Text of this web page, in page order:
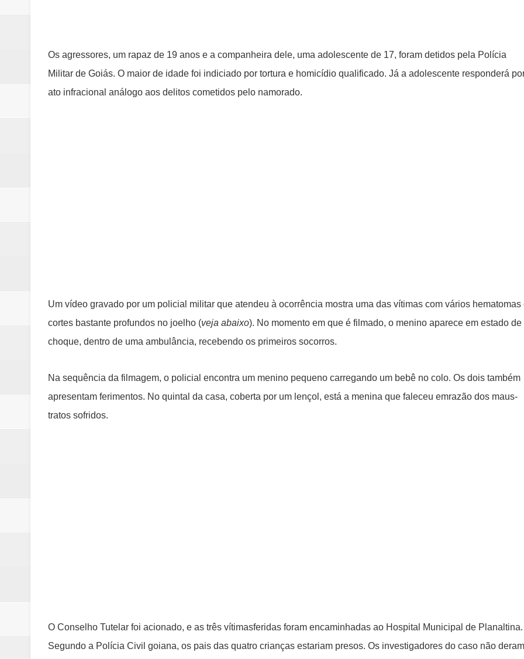
Os agressores, um rapaz de 19 anos e a companheira dele, uma adolescente de 17, foram detidos pela Polícia
Militar de Goiás. O maior de idade foi indiciado por tortura e homicídio qualificado. Já a adolescente responderá
ato infracional análogo aos delitos cometidos pelo namorado.
Um vídeo gravado por um policial militar que atendeu à ocorrência mostra uma das vítimas com vários hematomas
cortes bastante profundos no joelho (veja abaixo). No momento em que é filmado, o menino aparece em estado de
choque, dentro de uma ambulância, recebendo os primeiros socorros.
Na sequência da filmagem, o policial encontra um menino pequeno carregando um bebê no colo. Os dois também
apresentam ferimentos. No quintal da casa, coberta por um lençol, está a menina que faleceu emrazão dos maus-
tratos sofridos.
O Conselho Tutelar foi acionado, e as três vítimasferidas foram encaminhadas ao Hospital Municipal de Planaltina.
Segundo a Polícia Civil goiana, os pais das quatro crianças estariam presos. Os investigadores do caso não deram